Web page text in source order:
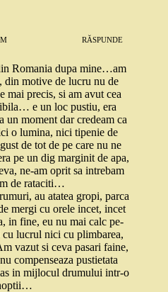
RĂSPUNDE
Romania dupa mine…am
din motive de lucru nu de
mai precis, si am avut cea
e un loc pustiu, era
un moment dar credeam ca
o lumina, nici tipenie de
de tot de pe care nu ne
pe un dig marginit de apa,
ne-am oprit sa intrebam
de rataciti…
au atatea gropi, parca
mergi cu orele incet, incet
in fine, eu nu mai calc pe-
lucrul nici cu plimbarea,
vazut si ceva pasari faine,
compenseaza pustietata
in mijlocul drumului intr-o